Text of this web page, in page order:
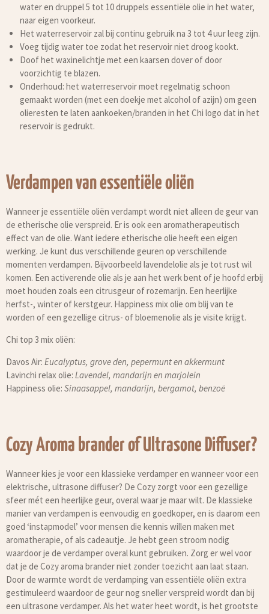
water en druppel 5 tot 10 druppels essentiële olie in het water,
naar eigen voorkeur.
Het waterreservoir zal bij continu gebruik na 3 tot 4 uur leeg zijn.
Voeg tijdig water toe zodat het reservoir niet droog kookt.
Doof het waxinelichtje met een kaarsen dover of door
voorzichtig te blazen.
Onderhoud: het waterreservoir moet regelmatig schoon
gemaakt worden (met een doekje met alcohol of azijn) om geen
olieresten te laten aankoeken/branden in het Chi logo dat in het
reservoir is gedrukt.
Verdampen van essentiële oliën
Wanneer je essentiële oliën verdampt wordt niet alleen de geur van
de etherische olie verspreid. Er is ook een aromatherapeutisch
effect van de olie. Want iedere etherische olie heeft een eigen
werking. Je kunt dus verschillende geuren op verschillende
momenten verdampen. Bijvoorbeeld lavendelolie als je tot rust wil
komen. Een activerende olie als je aan het werk bent of je hoofd erbij
moet houden zoals een citrusgeur of rozemarijn. Een heerlijke
herfst-, winter of kerstgeur. Happiness mix olie om blij van te
worden of een gezellige citrus- of bloemenolie als je visite krijgt.
Chi top 3 mix oliën:
Davos Air: Eucalyptus, grove den, pepermunt en akkermunt
Lavinchi relax olie: Lavendel, mandarijn en marjolein
Happiness olie: Sinaasappel, mandarijn, bergamot, benzoë
Cozy Aroma brander of Ultrasone Diffuser?
Wanneer kies je voor een klassieke verdamper en wanneer voor een
elektrische, ultrasone diffuser? De Cozy zorgt voor een gezellige
sfeer mét een heerlijke geur, overal waar je maar wilt. De klassieke
manier van verdampen is eenvoudig en goedkoper, en is daarom een
goed ‘instapmodel’ voor mensen die kennis willen maken met
aromatherapie, of als cadeautje. Je hebt geen stroom nodig
waardoor je de verdamper overal kunt gebruiken. Zorg er wel voor
dat je de Cozy aroma brander niet zonder toezicht aan laat staan.
Door de warmte wordt de verdamping van essentiële oliën extra
gestimuleerd waardoor de geur nog sneller verspreid wordt dan bij
een ultrasone verdamper. Als het water heet wordt, is het grootste